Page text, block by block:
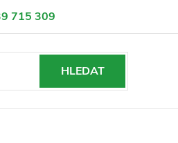
715 309
bachovy.com
HLEDAT